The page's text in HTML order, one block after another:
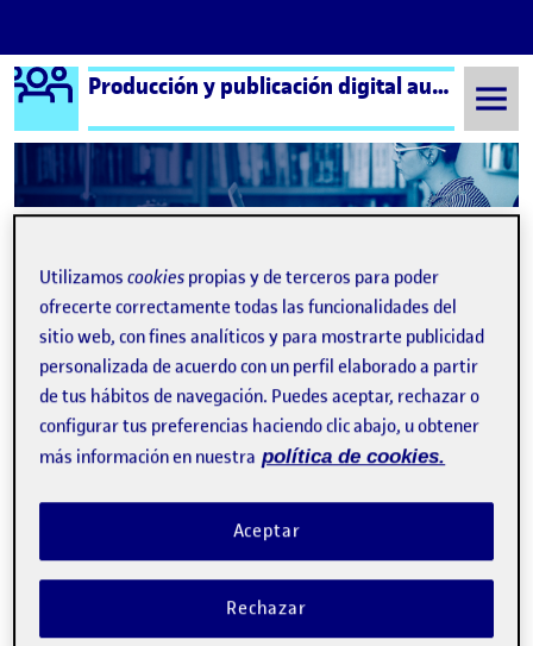
Saltar al contenido
Logo Ágora Producción y publicación digital aula 2
Quelic Berga Carreras
¡Bienvenidos y bienvenidas!
Visibilidad:
Pública-Fecha de publicación
8 Sep 20219 septiembre, 2021 2:49 pm
Utilizamoscookies propias y de terceros para poder
ofrecerte correctamente todas las funcionalidades del
sitio web, con fines analíticos y para mostrarte publicidad
personalizada de acuerdo con un perfil elaborado a partir
de tus hábitos de navegación. Puedes aceptar, rechazar o
configurar tus preferencias haciendo clic abajo, u obtener
más información en nuestra política de cookies.
Rechazar
Aceptar